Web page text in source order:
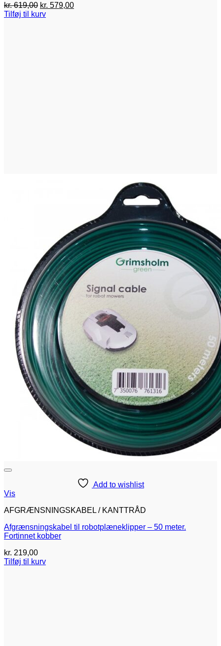
kr.619,00 Den
oprindelige
kr. 579,00Den
Tilføj til kurv
Add to wishlist
Vis
AFGRÆNSNINGSKABEL / KANTTRÅD
Afgrænsningskabel til robotplæneklipper – 50 meter.
Fortinnet kobber
kr. 219,00
Tilføj til kurv